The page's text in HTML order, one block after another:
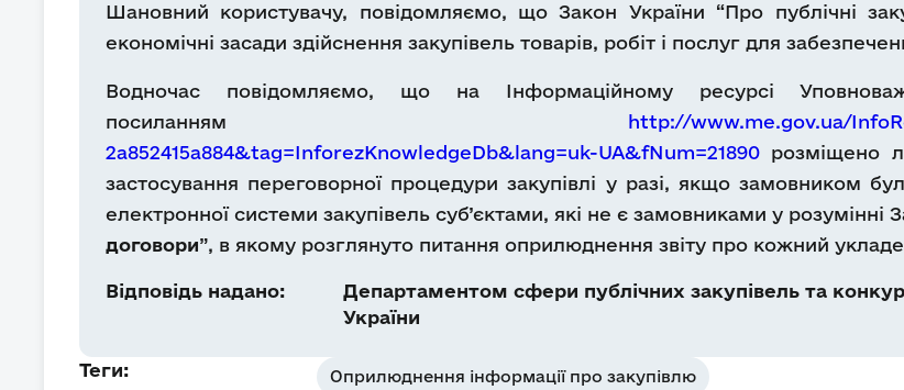
Шановний користувачу, повідомляємо, що Закон України “Про публічні
економічні засади здійснення закупівель товарів, робіт і послуг для
Водночас повідомляємо, що на Інформаційному ресурсі
посиланням http://www.me.gov.ua/
2a852415a884&tag=InforezKnowledgeDb&lang=uk-UA&fNum=21890 розміщено
застосування переговорної процедури закупівлі у разі, якщо замовником
електронної системи закупівель суб’єктами, які не є замовниками у розумінні
договори”, в якому розглянуто питання оприлюднення звіту про кожний
Відповідь надано:
Департаментом сфери публічних закупівель та
України
Теги: Оприлюднення інформації про закупівлю